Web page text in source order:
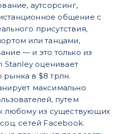
аутсорсинг,
общение с
присутствия,
или танцами,
— и это только из
Stanley оценивает
в $8 трлн.
максимально
путем
любому из существующих
сетей Facebook.